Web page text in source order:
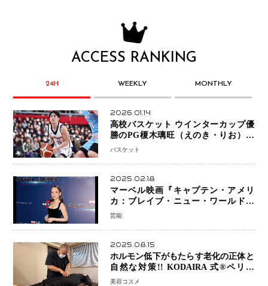
ACCESS RANKING
24H WEEKLY MONTHLY
2026.01.14
高校バスケット ウインターカップ優
勝のPG榎木璃旺（えのき・りお）が
プロの現場へ―。
バスケット
2025.02.18
マーベル映画『キャプテン・アメリ
カ：ブレイブ・ニュー・ワールド』
新ブラック・ウィドウ役のシラ・ハー
芸能
2025.08.15
ホルモン低下がもたらす老化の正体と
自然な対策!! KODAIRA 式®ペリネ
（骨盤底筋）ケア
美容コスメ